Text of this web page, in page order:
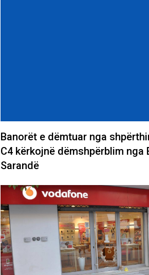
Banorët e dëmtuar nga
C4 kërkojnë dëmshpërblim nga
Sarandë